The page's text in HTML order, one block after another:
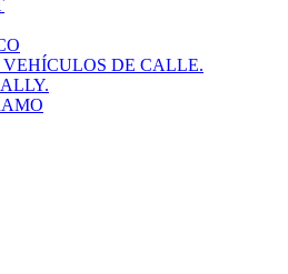
VEHÍCULOS DE CALLE.